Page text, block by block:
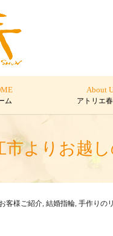
ム
About
アトリエ
市よりお越
お客様ご紹介 結婚指輪 手作りの